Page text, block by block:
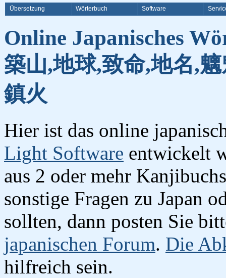
Übersetzung Wörterbuch Software
Online Japanisches
築山,地球,致命,地名,
鎮火
Hier ist das online
Light Software entwickelt
aus 2 oder mehr
sonstige Fragen zu Japan
sollten, dann posten Sie
japanischen Forum. Die
hilfreich sein.